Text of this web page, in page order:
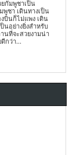
กัมพูชาเป็น
พูชา เดินทางเป็น
บินก็ไม่แพง เดิน
นอย่างยิ่งสำหรับ
นที่จะสวยงามน่า
กว่า...